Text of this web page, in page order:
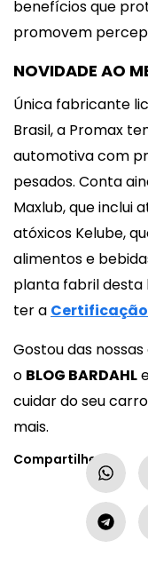
benefícios que
promovem
NOVIDADE AO
Única fabricante
Brasil, a Promax
automotiva com
pesados. Conta
Maxlub, que inclui
atóxicos Kelube,
alimentos e
planta fabril desta
ter a
Gostou das
o BLOG BARDAHL
cuidar do seu
mais.
Compartilhe: